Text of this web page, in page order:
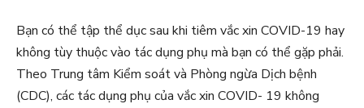
Bạn có thể tập thể dục sau khi tiêm vắc xin COVID-19 hay
không tùy thuộc vào tác dụng phụ mà bạn có thể gặp phải.
Theo Trung tâm Kiểm soát và Phòng ngừa Dịch bệnh
(CDC), các tác dụng phụ của vắc xin COVID- 19 không